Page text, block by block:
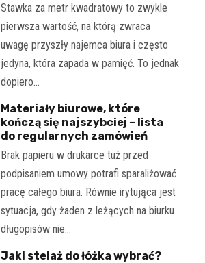
Stawka za metr kwadratowy to zwykle
pierwsza wartość, na którą zwraca
uwagę przyszły najemca biura i często
jedyna, która zapada w pamięć. To jednak
dopiero…
Materiały biurowe, które
kończą się najszybciej – lista
do regularnych zamówień
Brak papieru w drukarce tuż przed
podpisaniem umowy potrafi sparaliżować
pracę całego biura. Równie irytująca jest
sytuacja, gdy żaden z leżących na biurku
długopisów nie…
Jaki stelaż do łóżka wybrać?